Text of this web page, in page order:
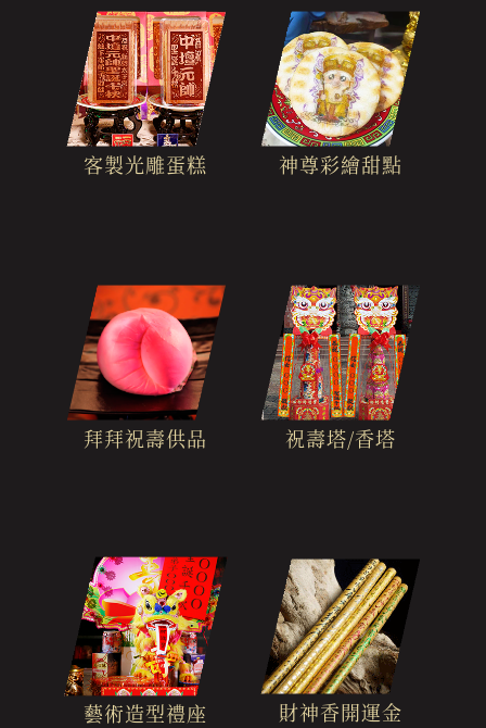
客製光雕蛋糕 神尊彩繪甜點
拜拜祝壽供品 祝壽塔/香塔
藝術造型禮座 財神香開運金